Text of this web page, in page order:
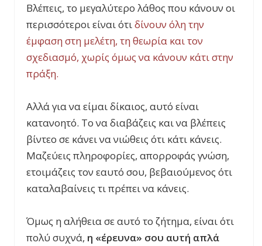
Βλέπεις, το μεγαλύτερο λάθος που κάνουν οι
περισσότεροι είναι ότιδίνουν όλη την
έμφαση στη μελέτη, τη θεωρία και τον
σχεδιασμό, χωρίς όμως να κάνουν κάτι στην
πράξη.
Αλλά για να είμαι δίκαιος, αυτό είναι
κατανοητό. Το να διαβάζεις και να βλέπεις
βίντεο σε κάνει να νιώθεις ότι κάτι κάνεις.
Μαζεύεις πληροφορίες, απορροφάς γνώση,
ετοιμάζεις τον εαυτό σου, βεβαιούμενος ότι
καταλαβαίνεις τι πρέπει να κάνεις.
Όμως η αλήθεια σε αυτό το ζήτημα, είναι ότι
πολύ συχνά, η «έρευνα» σου αυτή απλά